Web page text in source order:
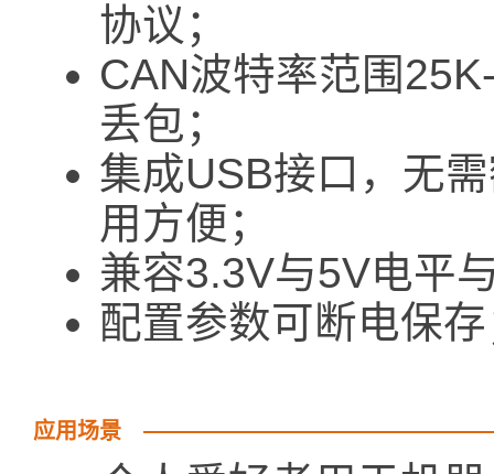
协议；
CAN波特率范围
丢包；
集成USB接口，无
用方便；
兼容3.3V与5V电平
配置参数可断电保
应用场景